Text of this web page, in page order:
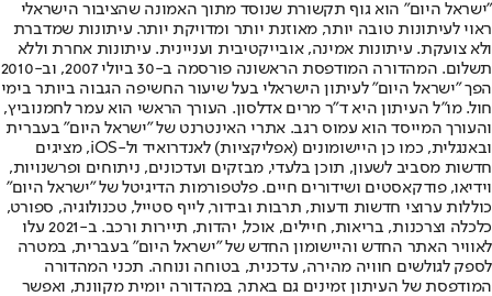
"ישראל היום" הוא גוף תקשורת שנוסד מתוך האמונה שהציבור הישראלי
ראוי לעיתונות טובה יותר, מאוזנת יותר ומדויקת יותר. עיתונות שמדברת
ולא צועקת. עיתונות אמינה, אובייקטיבית ועניינית. עיתונות אחרת וללא
תשלום. המהדורה המודפסת הראשונה פורסמה ב-30 ביולי 2007, וב-2010
הפך "ישראל היום" לעיתון הישראלי בעל שיעור החשיפה הגבוה ביותר בימי
חול. מו"ל העיתון היא ד"ר מרים אדלסון. העורך הראשי הוא עמר לחמנוביץ,
והעורך המייסד הוא עמוס רגב. אתרי האינטרנט של "ישראל היום" בעברית
ובאנגלית, כמו כן היישומונים (אפליקציות) לאנדרואיד ול-iOS, מציגים
חדשות מסביב לשעון, תוכן בלעדי, מבזקים ועדכונים, ניתוחים ופרשנויות,
וידיאו, פודקאסטים ושידורים חיים. פלטפורמות הדיגיטל של "ישראל היום"
כוללות ערוצי חדשות ודעות, תרבות ובידור, לייף סטייל, טכנולוגיה, ספורט,
כלכלה וצרכנות, בריאות, חיילים, אוכל, יהדות, תיירות ורכב. ב-2021 עלו
לאוויר האתר החדש והיישומון החדש של "ישראל היום" בעברית, במטרה
לספק לגולשים חוויה מהירה, עדכנית, בטוחה ונוחה. תכני המהדורה
המודפסת של העיתון זמינים גם באתר, במהדורה יומית מקוונת, ואפשר